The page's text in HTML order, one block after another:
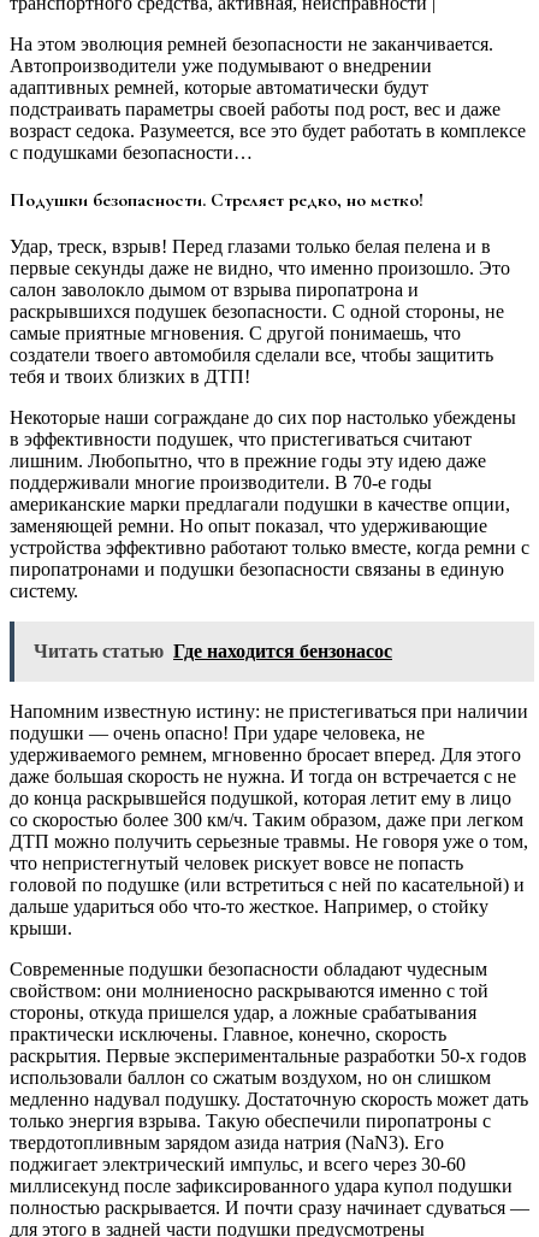
На этом эволюция ремней безопасности не заканчивается.
Автопроизводители уже подумывают о внедрении
адаптивных ремней, которые автоматически будут
подстраивать параметры своей работы под рост, вес и даже
возраст седока. Разумеется, все это будет работать в комплексе
с подушками безопасности…
Подушки безопасности. Стреляет редко, но метко!
Удар, треск, взрыв! Перед глазами только белая пелена и в
первые секунды даже не видно, что именно произошло. Это
салон заволокло дымом от взрыва пиропатрона и
раскрывшихся подушек безопасности. С одной стороны, не
самые приятные мгновения. С другой понимаешь, что
создатели твоего автомобиля сделали все, чтобы защитить
тебя и твоих близких в ДТП!
Некоторые наши сограждане до сих пор настолько убеждены
в эффективности подушек, что пристегиваться считают
лишним. Любопытно, что в прежние годы эту идею даже
поддерживали многие производители. В 70-е годы
американские марки предлагали подушки в качестве опции,
заменяющей ремни. Но опыт показал, что удерживающие
устройства эффективно работают только вместе, когда ремни с
пиропатронами и подушки безопасности связаны в единую
систему.
Читать статью Где находится бензонасос
Напомним известную истину: не пристегиваться при наличии
подушки — очень опасно! При ударе человека, не
удерживаемого ремнем, мгновенно бросает вперед. Для этого
даже большая скорость не нужна. И тогда он встречается с не
до конца раскрывшейся подушкой, которая летит ему в лицо
со скоростью более 300 км/ч. Таким образом, даже при легком
ДТП можно получить серьезные травмы. Не говоря уже о том,
что непристегнутый человек рискует вовсе не попасть
головой по подушке (или встретиться с ней по касательной) и
дальше удариться обо что-то жесткое. Например, о стойку
крыши.
Современные подушки безопасности обладают чудесным
свойством: они молниеносно раскрываются именно с той
стороны, откуда пришелся удар, а ложные срабатывания
практически исключены. Главное, конечно, скорость
раскрытия. Первые экспериментальные разработки 50-х годов
использовали баллон со сжатым воздухом, но он слишком
медленно надувал подушку. Достаточную скорость может дать
только энергия взрыва. Такую обеспечили пиропатроны с
твердотопливным зарядом азида натрия (NaN3). Его
поджигает электрический импульс, и всего через 30-60
миллисекунд после зафиксированного удара купол подушки
полностью раскрывается. И почти сразу начинает сдуваться —
для этого в задней части подушки предусмотрены